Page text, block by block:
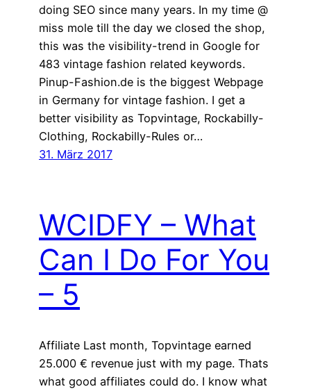
doing SEO since many years. In my time @
miss mole till the day we closed the shop,
this was the visibility-trend in Google for
483 vintage fashion related keywords.
Pinup-Fashion.de is the biggest Webpage
in Germany for vintage fashion. I get a
better visibility as Topvintage, Rockabilly-
Clothing, Rockabilly-Rules or…
31. März 2017
WCIDFY – What
Can I Do For You
– 5
Affiliate Last month, Topvintage earned
25.000 € revenue just with my page. Thats
what good affiliates could do. I know what